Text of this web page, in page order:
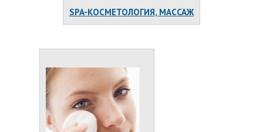
SPA-КОСМЕТОЛОГИЯ, МАССАЖ